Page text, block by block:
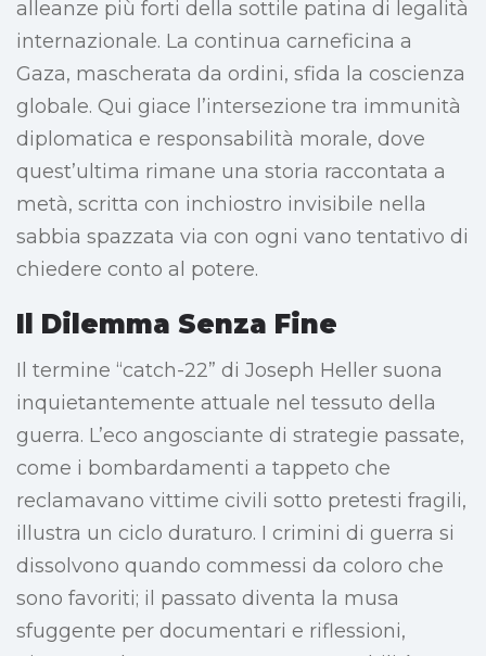
alleanze più forti della sottile patina di legalità
internazionale. La continua carneficina a
Gaza, mascherata da ordini, sfida la coscienza
globale. Qui giace l’intersezione tra immunità
diplomatica e responsabilità morale, dove
quest’ultima rimane una storia raccontata a
metà, scritta con inchiostro invisibile nella
sabbia spazzata via con ogni vano tentativo di
chiedere conto al potere.
Il Dilemma Senza Fine
Il termine “catch-22” di Joseph Heller suona
inquietantemente attuale nel tessuto della
guerra. L’eco angosciante di strategie passate,
come i bombardamenti a tappeto che
reclamavano vittime civili sotto pretesti fragili,
illustra un ciclo duraturo. I crimini di guerra si
dissolvono quando commessi da coloro che
sono favoriti; il passato diventa la musa
sfuggente per documentari e riflessioni,